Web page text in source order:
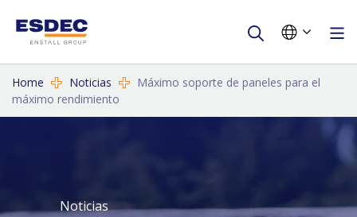
Home Noticias
Máximo soporte de paneles para el
máximo rendimiento
Noticias